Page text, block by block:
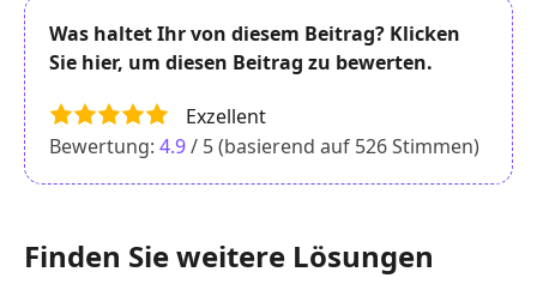
Was haltet Ihr von diesem Beitrag? Klicken
Sie hier, um diesen Beitrag zu bewerten.
Exzellent
Bewertung: 4.9/ 5 (basierend auf 526Stimmen)
Finden Sie weitere Lösungen